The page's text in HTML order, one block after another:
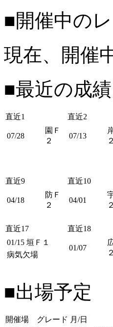
■開催中の
現在、開催
■最近の成
直近1 直近2
07/28
園Ｆ
２
07/13
２
直近9 直近10
04/18
防Ｆ
２
04/01
２
直近17 直近18
01/15 垣Ｆ１
病気欠場
01/07
２
■出場予定
開催場 グレード 月/日